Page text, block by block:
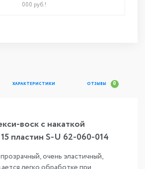
000 руб.!
ХАРАКТЕРИСТИКИ ОТЗЫВЫ 0
воск с накаткой
пластин S-U 62-060-014
очень эластичный,